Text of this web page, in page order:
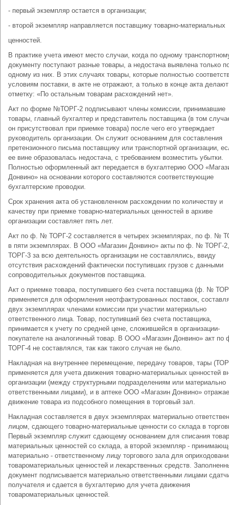
- первый экземпляр остается в организации;
- второй экземпляр направляется поставщику товарно-материальных
ценностей.
В практике учета имеют место случаи, когда по одному
документу поступают разные товары, а недостача выявлена только
одному из них. В этих случаях товары, которые полностью
условиям поставки, в акте не отражают, а только в конце акта делают
отметку: «По остальным товарам расхождений нет».
Акт по форме №ТОРГ-2 подписывают члены комиссии, принимавшие
товары, главный бухгалтер и представитель поставщика (в том
он присутствовал при приемке товара) после чего его утверждает
руководитель организации. Он служит основанием для составления
претензионного письма поставщику или транспортной организации,
ее вине образовалась недостача, с требованием возместить убытки.
Полностью оформленный акт передается в бухгалтерию ООО
Донвино» на основании которого составляются соответствующие
бухгалтерские проводки.
Срок хранения акта об установленном расхождении по количеству и
качеству при приемке товарно-материальных ценностей в архиве
организации составляет пять лет.
Акт по ф. № ТОРГ-2 составляется в четырех экземплярах, по ф. №
в пяти экземплярах. В ООО «Магазин Донвино» акты по ф. № ТОРГ-2,
ТОРГ-3 за всю деятельность организации не составлялись, ввиду
отсутствия расхождений фактически поступивших грузов с данными
сопроводительных документов поставщика.
Акт о приемке товара, поступившего без счета поставщика (ф. №
применяется для оформления неотфактурованных поставок,
двух экземплярах членами комиссии при участии материально
ответственного лица. Товар, поступивший без счета поставщика,
принимается к учету по средней цене, сложившейся в организации-
покупателе на аналогичный товар. В ООО «Магазин Донвино» акт
ТОРГ-4 не составлялся, так как такого случая не было.
Накладная на внутреннее перемещение, передачу товаров, тары
применяется для учета движения товарно-материальных ценностей
организации (между структурными подразделениям или материально
ответственными лицами), и в аптеке ООО «Магазин Донвино»
движение товара из подсобного помещения в торговый зал.
Накладная составляется в двух экземплярах материально
лицом, сдающего товарно-материальные ценности со склада в
Первый экземпляр служит сдающему основанием для списания
материальных ценностей со склада, а второй экземпляр -
материально - ответственному лицу торгового зала для
товароматериальных ценностей и лекарственных средств.
документ подписывается материально ответственными лицами
получателя и сдается в бухгалтерию для учета движения
товароматериальных ценностей.